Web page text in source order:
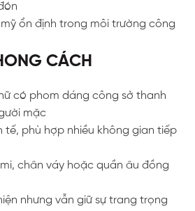
ổn định trong môi trường công
CÁCH
có phom dáng công sở thanh
mặc
tế, phù hợp nhiều không gian tiếp
chân váy hoặc quần âu đồng
nhưng vẫn giữ sự trang trọng